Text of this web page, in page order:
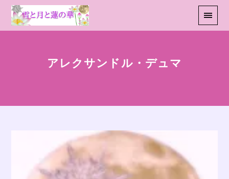
アレクサンドル・デュマ